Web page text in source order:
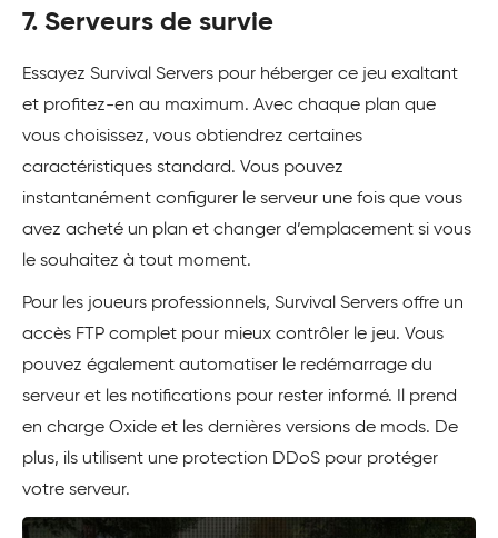
7. Serveurs de survie
Essayez Survival Servers pour héberger ce jeu exaltant
et profitez-en au maximum. Avec chaque plan que
vous choisissez, vous obtiendrez certaines
caractéristiques standard. Vous pouvez
instantanément configurer le serveur une fois que vous
avez acheté un plan et changer d’emplacement si vous
le souhaitez à tout moment.
Pour les joueurs professionnels, Survival Servers offre un
accès FTP complet pour mieux contrôler le jeu. Vous
pouvez également automatiser le redémarrage du
serveur et les notifications pour rester informé. Il prend
en charge Oxide et les dernières versions de mods. De
plus, ils utilisent une protection DDoS pour protéger
votre serveur.